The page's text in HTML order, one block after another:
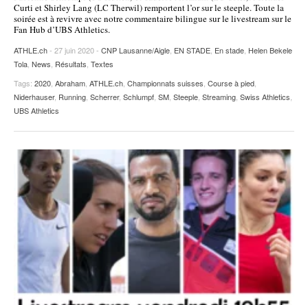
Curti et Shirley Lang (LC Therwil) remportent l’or sur le steeple. Toute la
soirée est à revivre avec notre commentaire bilingue sur le livestream sur le
Fan Hub d’UBS Athletics.
ATHLE.ch- 27 juin 2020 - CNP Lausanne/Aigle, EN STADE, En stade, Helen Bekele
Tola, News, Résultats, Textes
Tags: 2020, Abraham, ATHLE.ch, Championnats suisses, Course à pied,
Niderhauser, Running, Scherrer, Schlumpf, SM, Steeple, Streaming, Swiss Athletics,
UBS Athletics